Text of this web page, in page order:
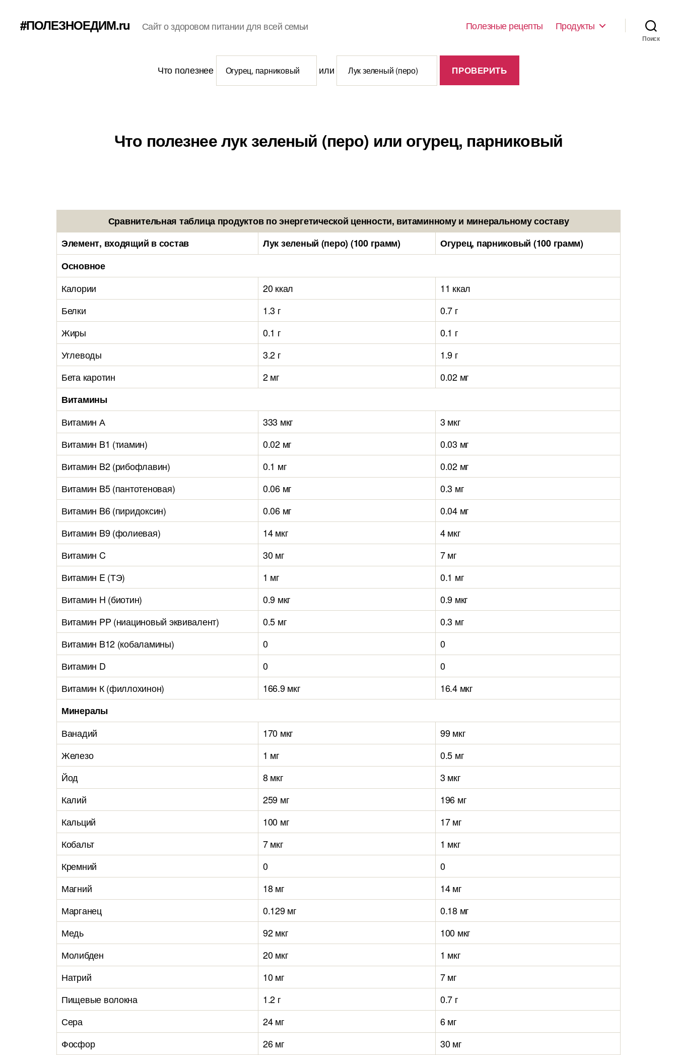
#ПОЛЕЗНОЕДИМ.ru Сайт о здоровом питании для всей семьи Полезные рецепты Продукты
Поиск
Что полезнее или
Что полезнее лук зеленый (перо) или огурец, парниковый
Сравнительная таблица продуктов по энергетической ценности, витаминному и минеральному составу
Элемент, входящий в состав
Лук зеленый (перо) (100 грамм)
Огурец, парниковый (100 грамм)
Основное
Калории
20 ккал
11 ккал
Белки
1.3 г
0.7 г
Жиры
0.1 г
0.1 г
Углеводы
3.2 г
1.9 г
Бета каротин
2 мг
0.02 мг
Витамины
Витамин А
333 мкг
3 мкг
Витамин B1 (тиамин)
0.02 мг
0.03 мг
Витамин B2 (рибофлавин)
0.1 мг
0.02 мг
Витамин B5 (пантотеновая)
0.06 мг
0.3 мг
Витамин B6 (пиридоксин)
0.06 мг
0.04 мг
Витамин B9 (фолиевая)
14 мкг
4 мкг
Витамин C
30 мг
7 мг
Витамин E (ТЭ)
1 мг
0.1 мг
Витамин H (биотин)
0.9 мкг
0.9 мкг
Витамин PP (ниациновый эквивалент)
0.5 мг
0.3 мг
Витамин B12 (кобаламины)
0
0
Витамин D
0
0
Витамин К (филлохинон)
166.9 мкг
16.4 мкг
Минералы
Ванадий
170 мкг
99 мкг
Железо
1 мг
0.5 мг
Йод
8 мкг
3 мкг
Калий
259 мг
196 мг
Кальций
100 мг
17 мг
Кобальт
7 мкг
1 мкг
Кремний
0
0
Магний
18 мг
14 мг
Марганец
0.129 мг
0.18 мг
Медь
92 мкг
100 мкг
Молибден
20 мкг
1 мкг
Натрий
10 мг
7 мг
Пищевые волокна
1.2 г
0.7 г
Сера
24 мг
6 мг
Фосфор
26 мг
30 мг